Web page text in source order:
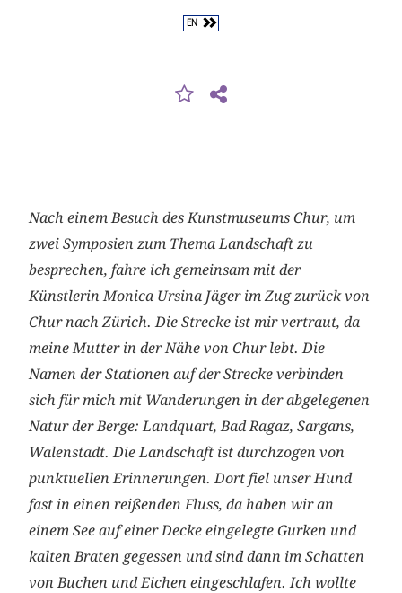
EN
Nach einem Besuch des Kunstmuseums Chur, um
zwei Symposien zum Thema Landschaft zu
besprechen, fahre ich gemeinsam mit der
Künstlerin Monica Ursina Jäger im Zug zurück von
Chur nach Zürich. Die Strecke ist mir vertraut, da
meine Mutter in der Nähe von Chur lebt. Die
Namen der Stationen auf der Strecke ­verbinden
sich für mich mit Wanderungen in der abgelegenen
Natur der Berge: Landquart, Bad Ragaz, Sargans,
Walenstadt. Die Landschaft ist durchzogen von
punktuellen Erinnerungen. Dort fiel unser Hund
fast in einen reißenden Fluss, da haben wir an
einem See auf ­einer Decke eingelegte Gurken und
kalten Braten gegessen und sind dann im Schatten
von Buchen und Eichen eingeschlafen. Ich wollte